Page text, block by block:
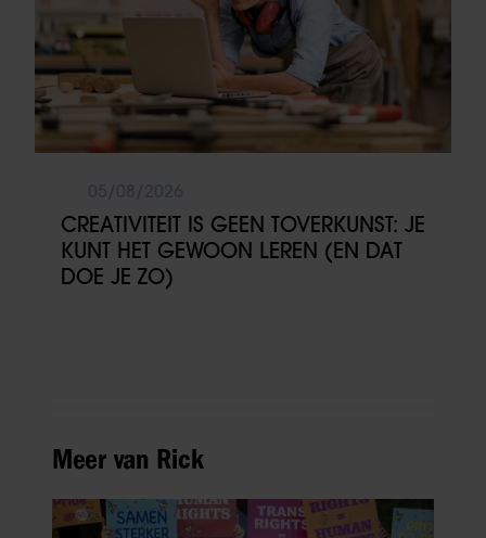
CREATIVITEIT IS GEEN TOVERKUNST: JE
KUNT HET GEWOON LEREN (EN DAT
DOE JE ZO)
Meer van Rick